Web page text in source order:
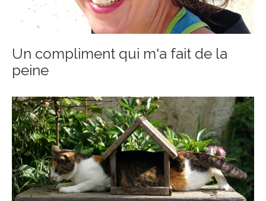
Un compliment qui m'a fait de la
peine